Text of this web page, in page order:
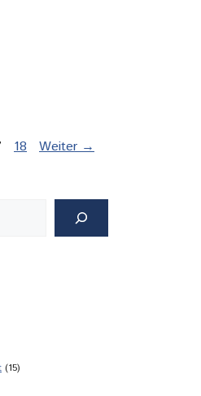
Seite
18 Weiter→
(15)